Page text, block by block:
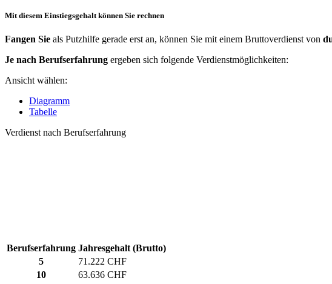
Mit diesem Einstiegsgehalt können Sie rechnen
Fangen Sie als Putzhilfe gerade erst an, können Sie mit einem Bruttoverdienst von
Je nach Berufserfahrung ergeben sich folgende Verdienstmöglichkeiten:
Ansicht wählen:
Diagramm
Tabelle
Verdienst nach Berufserfahrung
Berufserfahrung Jahresgehalt (Brutto)
5
71.222 CHF
10
63.636 CHF